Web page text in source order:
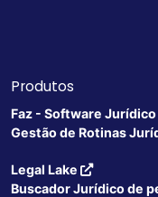
Produtos
Faz - Software Jurídico
Gestão de Rotinas
Legal Lake
Buscador Jurídico de